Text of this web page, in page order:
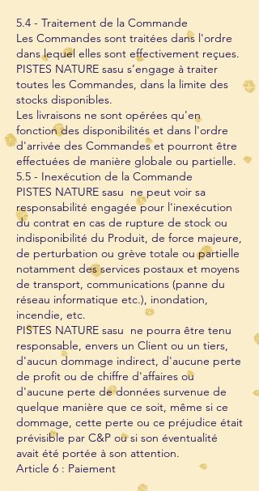
5.4 - Traitement de la Commande
Les Commandes sont traitées dans l'ordre
dans lequel elles sont effectivement reçues.
PISTES NATURE sasu s’engage à traiter
toutes les Commandes, dans la limite des
stocks disponibles.
Les livraisons ne sont opérées qu'en
fonction des disponibilités et dans l'ordre
d'arrivée des Commandes et pourront être
effectuées de manière globale ou partielle.
5.5 - Inexécution de la Commande
PISTES NATURE sasu ne peut voir sa
responsabilité engagée pour l'inexécution
du contrat en cas de rupture de stock ou
indisponibilité du Produit, de force majeure,
de perturbation ou grève totale ou partielle
notamment des services postaux et moyens
de transport, communications (panne du
réseau informatique etc.), inondation,
incendie, etc.
PISTES NATURE sasu ne pourra être tenu
responsable, envers un Client ou un tiers,
d'aucun dommage indirect, d'aucune perte
de profit ou de chiffre d'affaires ou
d'aucune perte de données survenue de
quelque manière que ce soit, même si ce
dommage, cette perte ou ce préjudice était
prévisible par C&P ou si son éventualité
avait été portée à son attention.
Article 6 : Paiement